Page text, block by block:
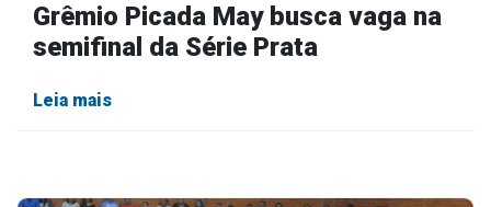
Grêmio Picada May busca vaga na
semifinal da Série Prata
Leia mais